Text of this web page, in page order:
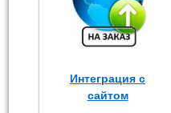
Интеграция с
сайтом